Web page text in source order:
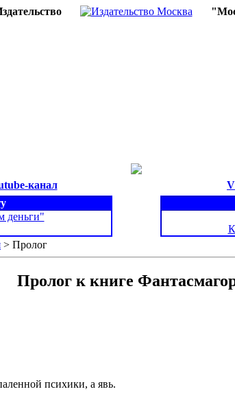
канал
деньги"
> Пролог
Пролог к книге
психики, а явь.